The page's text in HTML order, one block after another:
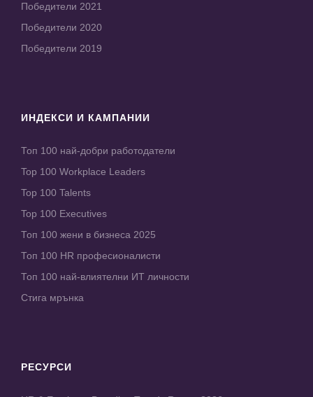
Победители 2021
Победители 2020
Победители 2019
ИНДЕКСИ И КАМПАНИИ
Топ 100 най-добри работодатели
Top 100 Workplace Leaders
Top 100 Talents
Top 100 Executives
Топ 100 жени в бизнеса 2025
Топ 100 HR професионалисти
Топ 100 най-влиятелни ИТ личности
Стига мрънка
РЕСУРСИ